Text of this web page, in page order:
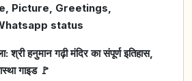
Picture, Greetings,
status
श्री हनुमान गढ़ी मंदिर का संपूर्ण इतिहास,
गाइड 🚩